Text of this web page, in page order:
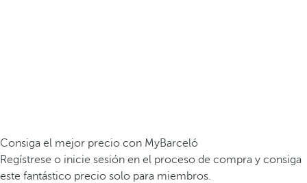
Consiga el mejor precio con MyBarceló
Regístrese o inicie sesión en el proceso de compra y consiga
este fantástico precio solo para miembros.